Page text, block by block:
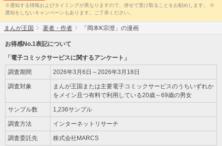
※通知する情報およびタイミングが異なりますので、併せて受け取ることをお勧めします。 ※
通知をしないキャンペーンもあります。ご了承ください。
まんが王国 著者・作者 「岡本K宗澄」の漫画
お得感No.1表記について
「電子コミックサービスに関するアンケート」
調査期間 2026年3月6日～2026年3月18日
調査対象
まんが王国または主要電子コミックサービスのうちいずれか
をメイン且つ有料で利用している20歳～69歳の男女
サンプル数 1,236サンプル
調査方法 インターネットリサーチ
調査委託先 株式会社MARCS